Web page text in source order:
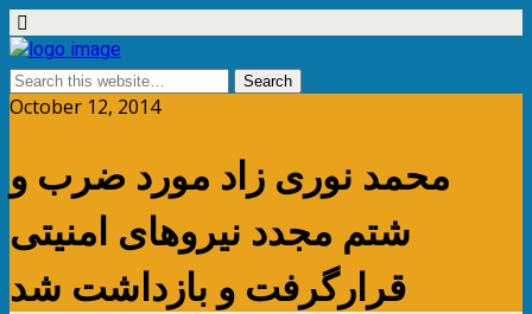
October 12, 2014
محمد نوری زاد مورد ضرب و
شتم مجدد نیروهای امنیتی
قرارگرفت و بازداشت شد